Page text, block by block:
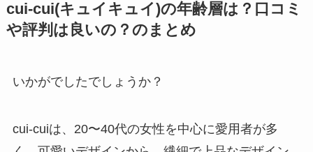
cui-cui(キュイキュイ)の年齢層は？口コミ
や評判は良いの？のまとめ
いかがでしたでしょうか？
cui-cuiは、20〜40代の女性を中心に愛用者が多